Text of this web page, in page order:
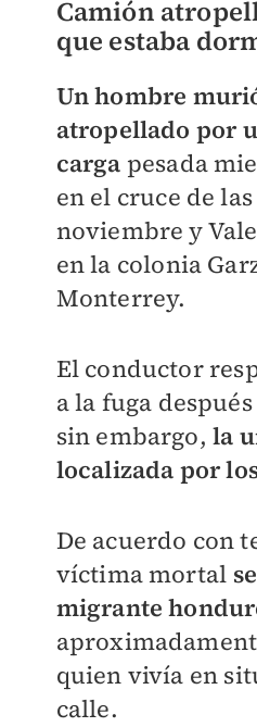
Camión
que estaba
Un hombre
atropellado por
carga pesada
en el cruce de
noviembre y
en la colonia
Monterrey.
El conductor
a la fuga
sin embargo, la
localizada por
De acuerdo con
víctima mortal
migrante
quien vivía en
calle.